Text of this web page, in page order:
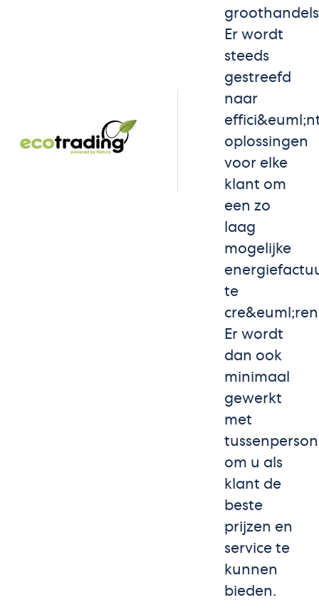
Er wordt
steeds
gestreefd
naar
oplossingen
voor elke
klant om
een zo
laag
mogelijke
te
Er wordt
dan ook
minimaal
gewerkt
met
om u als
klant de
beste
prijzen en
service te
kunnen
bieden.